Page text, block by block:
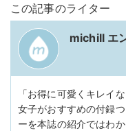
この記事のライター
michill エ
「お得に可愛くキレイ
女子がおすすめの付録
ーを本誌の紹介ではわ